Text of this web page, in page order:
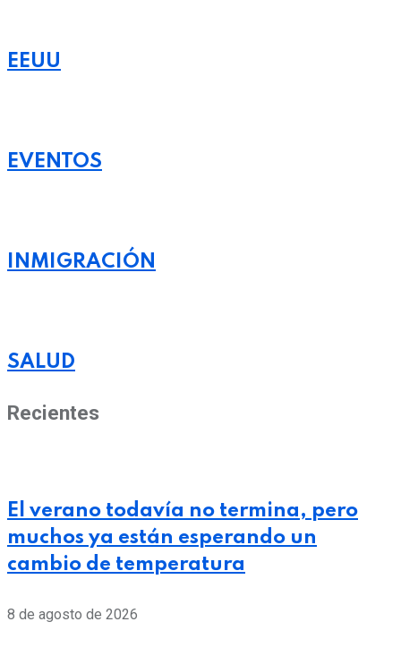
EEUU
EVENTOS
INMIGRACIÓN
SALUD
Recientes
El verano todavía no termina, pero
muchos ya están esperando un
cambio de temperatura
8 de agosto de 2026